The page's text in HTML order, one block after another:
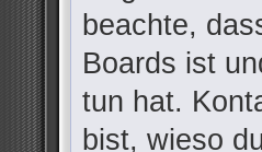
beachte,
Boards ist
tun hat.
bist, wieso